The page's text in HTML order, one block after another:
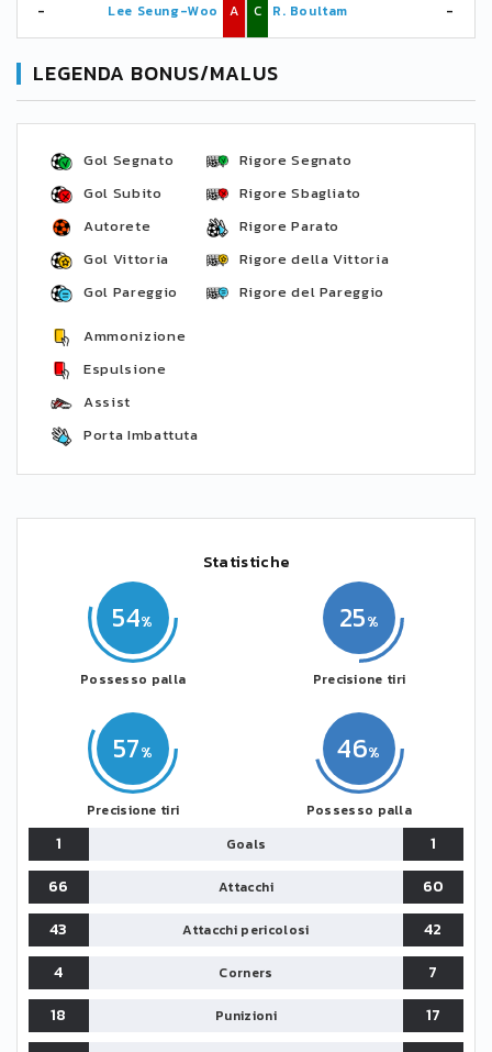
- Lee Seung-Woo A C R. Boultam -
LEGENDA BONUS/MALUS
Gol Segnato
Gol Subito
Autorete
Gol Vittoria
Gol Pareggio
Rigore Segnato
Rigore Sbagliato
Rigore Parato
Rigore della Vittoria
Rigore del Pareggio
Ammonizione
Espulsione
Assist
Porta Imbattuta
Statistiche
54
Possesso palla
57
Precisione tiri
46
Possesso palla
25
Precisione tiri
1 Goals
1
66
Attacchi
60
43
Attacchi pericolosi
42
4
Corners
7
18
Punizioni
17